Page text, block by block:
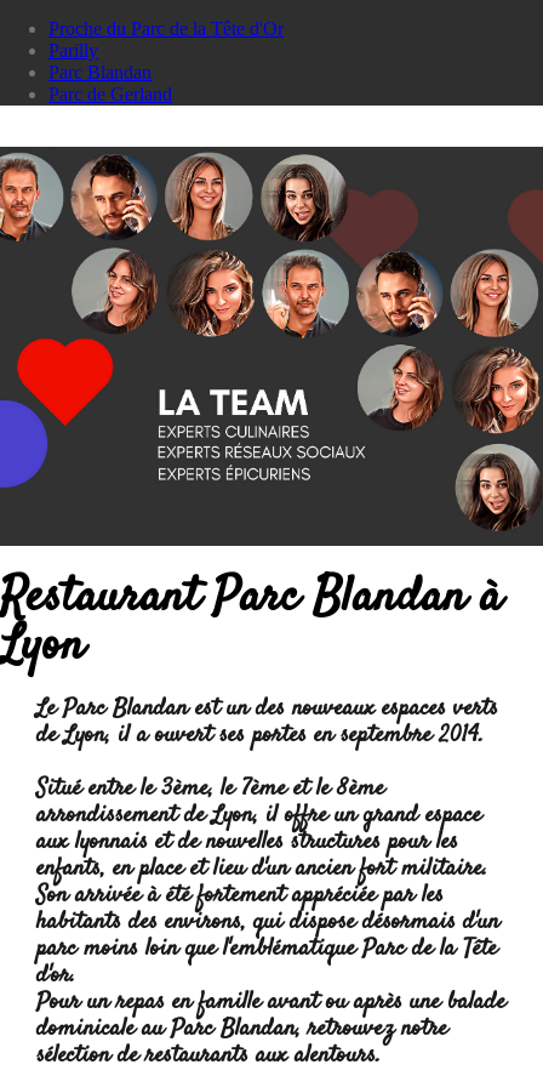
Proche du Parc de la Tête d'Or
Parilly
Parc Blandan
Parc de Gerland
Restaurant Parc Blandan à
Lyon
Le Parc Blandan est un des nouveaux espaces verts
de Lyon, il a ouvert ses portes en septembre 2014.
Situé entre le 3ème, le 7ème et le 8ème
arrondissement de Lyon, il offre un grand espace
aux lyonnais et de nouvelles structures pour les
enfants, en place et lieu d'un ancien fort militaire.
Son arrivée à été fortement appréciée par les
habitants des environs, qui dispose désormais d'un
parc moins loin que l'emblématique Parc de la Tête
d'or.
Pour un repas en famille avant ou après une balade
dominicale au Parc Blandan, retrouvez notre
sélection de restaurants aux alentours.Lire la suite